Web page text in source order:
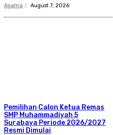
Agama August 7, 2026
Pemilihan Calon Ketua Remas
SMP Muhammadiyah 5
Surabaya Periode 2026/2027
Resmi Dimulai